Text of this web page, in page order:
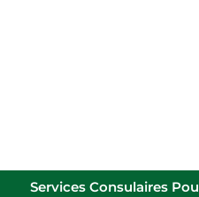
Services Consulaires